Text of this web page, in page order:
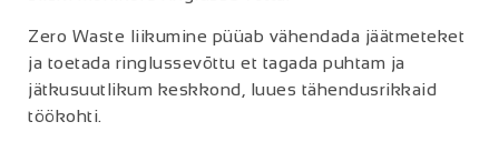
Zero Waste liikumine püüab vähendada jäätmeteket
ja toetada ringlussevõttu et tagada puhtam ja
jätkusuutlikum keskkond, luues tähendusrikkaid
töökohti.